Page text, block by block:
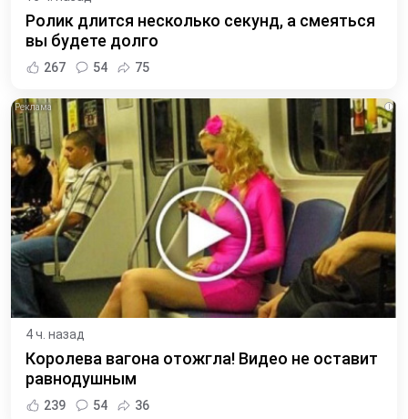
Ролик длится несколько секунд, а смеяться
вы будете долго
267 54 75
i
4 ч. назад
Королева вагона отожгла! Видео не оставит
равнодушным
239 54 36